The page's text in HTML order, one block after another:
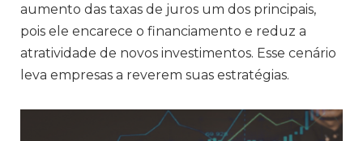
aumento das taxas de juros um dos principais,
pois ele encarece o financiamento e reduz a
atratividade de novos investimentos. Esse cenário
leva empresas a reverem suas estratégias.